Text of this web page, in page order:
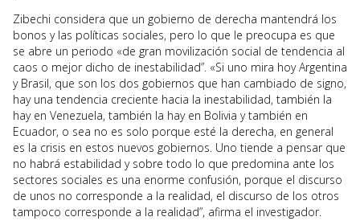
Zibechi considera que un gobierno de derecha mantendrá los
bonos y las políticas sociales, pero lo que le preocupa es que
se abre un periodo «de gran movilización social de tendencia al
caos o mejor dicho de inestabilidad”. «Si uno mira hoy Argentina
y Brasil, que son los dos gobiernos que han cambiado de signo,
hay una tendencia creciente hacia la inestabilidad, también la
hay en Venezuela, también la hay en Bolivia y también en
Ecuador, o sea no es solo porque esté la derecha, en general
es la crisis en estos nuevos gobiernos. Uno tiende a pensar que
no habrá estabilidad y sobre todo lo que predomina ante los
sectores sociales es una enorme confusión, porque el discurso
de unos no corresponde a la realidad, el discurso de los otros
tampoco corresponde a la realidad”, afirma el investigador.